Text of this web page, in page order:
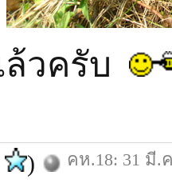
วครับ
) คห.18: 31 มี.